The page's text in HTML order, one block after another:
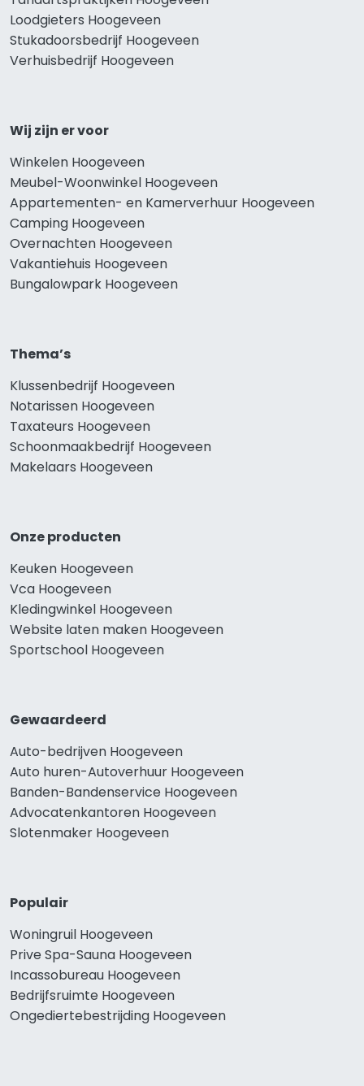
Loodgieters Hoogeveen
Stukadoorsbedrijf Hoogeveen
Verhuisbedrijf Hoogeveen
Wij zijn er voor
Winkelen Hoogeveen
Meubel-Woonwinkel Hoogeveen
Appartementen- en Kamerverhuur Hoogeveen
Camping Hoogeveen
Overnachten Hoogeveen
Vakantiehuis Hoogeveen
Bungalowpark Hoogeveen
Thema’s
Klussenbedrijf Hoogeveen
Notarissen Hoogeveen
Taxateurs Hoogeveen
Schoonmaakbedrijf Hoogeveen
Makelaars Hoogeveen
Onze producten
Keuken Hoogeveen
Vca Hoogeveen
Kledingwinkel Hoogeveen
Website laten maken Hoogeveen
Sportschool Hoogeveen
Gewaardeerd
Auto-bedrijven Hoogeveen
Auto huren-Autoverhuur Hoogeveen
Banden-Bandenservice Hoogeveen
Advocatenkantoren Hoogeveen
Slotenmaker Hoogeveen
Populair
Woningruil Hoogeveen
Prive Spa-Sauna Hoogeveen
Incassobureau Hoogeveen
Bedrijfsruimte Hoogeveen
Ongediertebestrijding Hoogeveen